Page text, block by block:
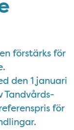
förstärks för
den 1 januari
för